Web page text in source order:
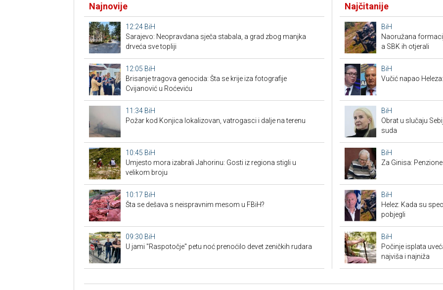
Najnovije
12:24 BiH
Sarajevo: Neopravdana sječa stabala, a grad zbog manjka
drveća sve topliji
12:05 BiH
Brisanje tragova genocida: Šta se krije iza fotografije
Cvijanović u Roćeviću
11:34 BiH
Požar kod Konjica lokalizovan, vatrogasci i dalje na terenu
10:45 BiH
Umjesto mora izabrali Jahorinu: Gosti iz regiona stigli u
velikom broju
10:17 BiH
Šta se dešava s neispravnim mesom u FBiH?
09:30 BiH
U jami "Raspotočje" petu noć prenoćilo devet zeničkih rudara
Najčitanije
BiH
Naoružana
a SBK ih otjerali
BiH
Vučić napao
BiH
Obrat u slučaju
suda
BiH
Za Ginisa:
BiH
Helez: Kada su
pobjegli
BiH
Počinje isplata
najviša i najniža